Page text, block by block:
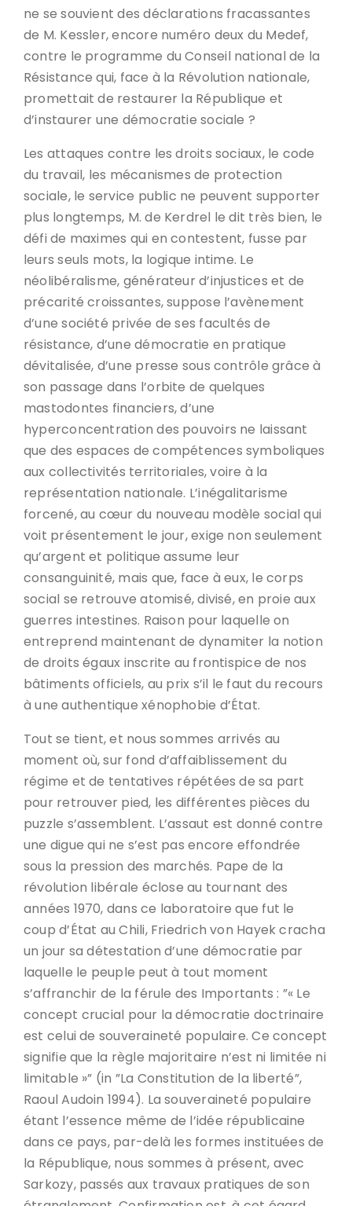
ne se souvient des déclarations fracassantes
de M. Kessler, encore numéro deux du Medef,
contre le programme du Conseil national de la
Résistance qui, face à la Révolution nationale,
promettait de restaurer la République et
d’instaurer une démocratie sociale ?
Les attaques contre les droits sociaux, le code
du travail, les mécanismes de protection
sociale, le service public ne peuvent supporter
plus longtemps, M. de Kerdrel le dit très bien, le
défi de maximes qui en contestent, fusse par
leurs seuls mots, la logique intime. Le
néolibéralisme, générateur d’injustices et de
précarité croissantes, suppose l’avènement
d’une société privée de ses facultés de
résistance, d’une démocratie en pratique
dévitalisée, d’une presse sous contrôle grâce à
son passage dans l’orbite de quelques
mastodontes financiers, d’une
hyperconcentration des pouvoirs ne laissant
que des espaces de compétences symboliques
aux collectivités territoriales, voire à la
représentation nationale. L’inégalitarisme
forcené, au cœur du nouveau modèle social qui
voit présentement le jour, exige non seulement
qu’argent et politique assume leur
consanguinité, mais que, face à eux, le corps
social se retrouve atomisé, divisé, en proie aux
guerres intestines. Raison pour laquelle on
entreprend maintenant de dynamiter la notion
de droits égaux inscrite au frontispice de nos
bâtiments officiels, au prix s’il le faut du recours
à une authentique xénophobie d’État.
Tout se tient, et nous sommes arrivés au
moment où, sur fond d’affaiblissement du
régime et de tentatives répétées de sa part
pour retrouver pied, les différentes pièces du
puzzle s’assemblent. L’assaut est donné contre
une digue qui ne s’est pas encore effondrée
sous la pression des marchés. Pape de la
révolution libérale éclose au tournant des
années 1970, dans ce laboratoire que fut le
coup d’État au Chili, Friedrich von Hayek cracha
un jour sa détestation d’une démocratie par
laquelle le peuple peut à tout moment
s’affranchir de la férule des Importants : ”« Le
concept crucial pour la démocratie doctrinaire
est celui de souveraineté populaire. Ce concept
signifie que la règle majoritaire n’est ni limitée ni
limitable »” (in ”La Constitution de la liberté”,
Raoul Audoin 1994). La souveraineté populaire
étant l’essence même de l’idée républicaine
dans ce pays, par-delà les formes instituées de
la République, nous sommes à présent, avec
Sarkozy, passés aux travaux pratiques de son